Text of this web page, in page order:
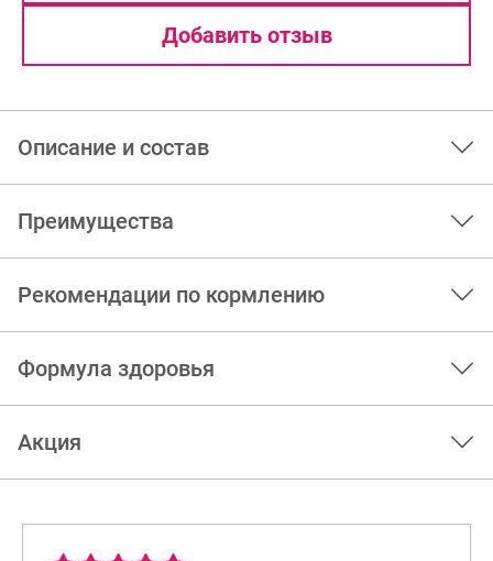
Добавить отзыв
Описание и состав
Преимущества
Рекомендации по кормлению
Формула здоровья
Акция